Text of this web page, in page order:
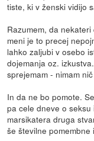
tiste, ki v ženski vidijo
Razumem, da
meni je to precej
lahko zaljubi v osebo
dojemanja oz.
sprejemam - nimam
In da ne bo pomote.
pa cele dneve o seksu
marsikatera druga
še številne